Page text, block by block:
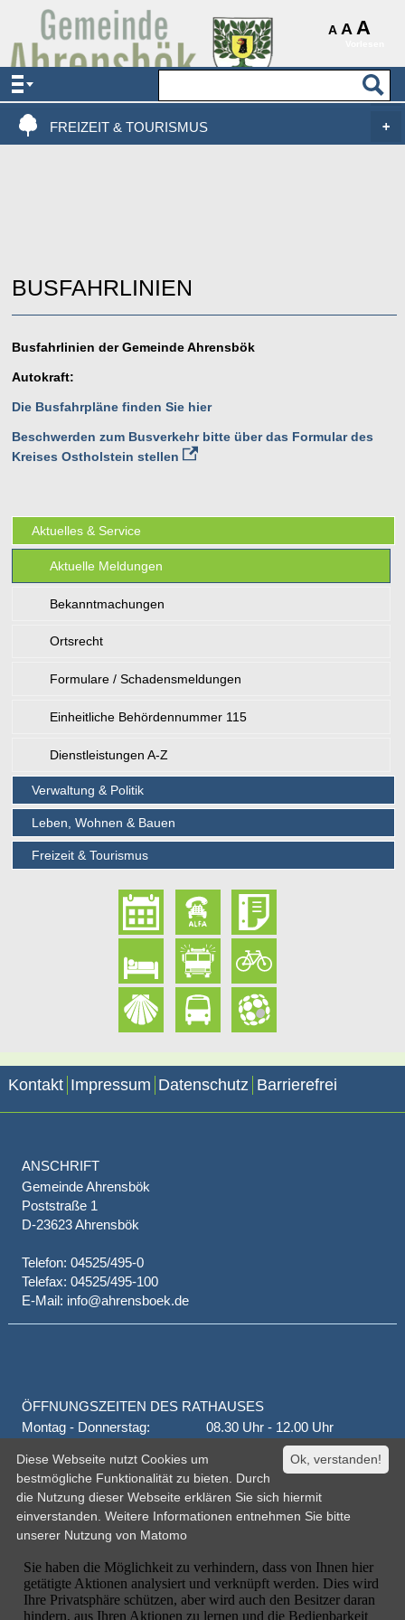
A A A
AKTUELLES & SERVICE
VERWALTUNG & POLITIK
FREIZEIT & TOURISMUS
BUSFAHRLINIEN
Busfahrlinien der Gemeinde Ahrensbök
Autokraft:
Die Busfahrpläne finden Sie hier
Beschwerden zum Busverkehr bitte über das Formular des
Kreises Ostholstein stellen
Aktuelles & Service
Aktuelle Meldungen
Bekanntmachungen
Ortsrecht
Formulare / Schadensmeldungen
Einheitliche Behördennummer 115
Dienstleistungen A-Z
Verwaltung & Politik
Leben, Wohnen & Bauen
Freizeit & Tourismus
Kontakt Impressum Datenschutz Barrierefrei
ANSCHRIFT
Gemeinde Ahrensbök
Poststraße 1
D-23623 Ahrensbök
Telefon: 04525/495-0
Telefax: 04525/495-100
E-Mail: info@ahrensboek.de
ÖFFNUNGSZEITEN DES RATHAUSES
Montag - Donnerstag:
08.30 Uhr - 12.00 Uhr
14.00 Uhr - 18.00 Uhr
jeden 1. und 3. Montag
16.00 Uhr - 18.00 Uhr
Freitag
geschlossen
oder nach Vereinbarung
Ok, verstanden!
Diese Webseite nutzt Cookies um
bestmögliche Funktionalität zu bieten. Durch
die Nutzung dieser Webseite erklären Sie sich hiermit
einverstanden. Weitere Informationen entnehmen Sie bitte
unserer Nutzung von Matomo